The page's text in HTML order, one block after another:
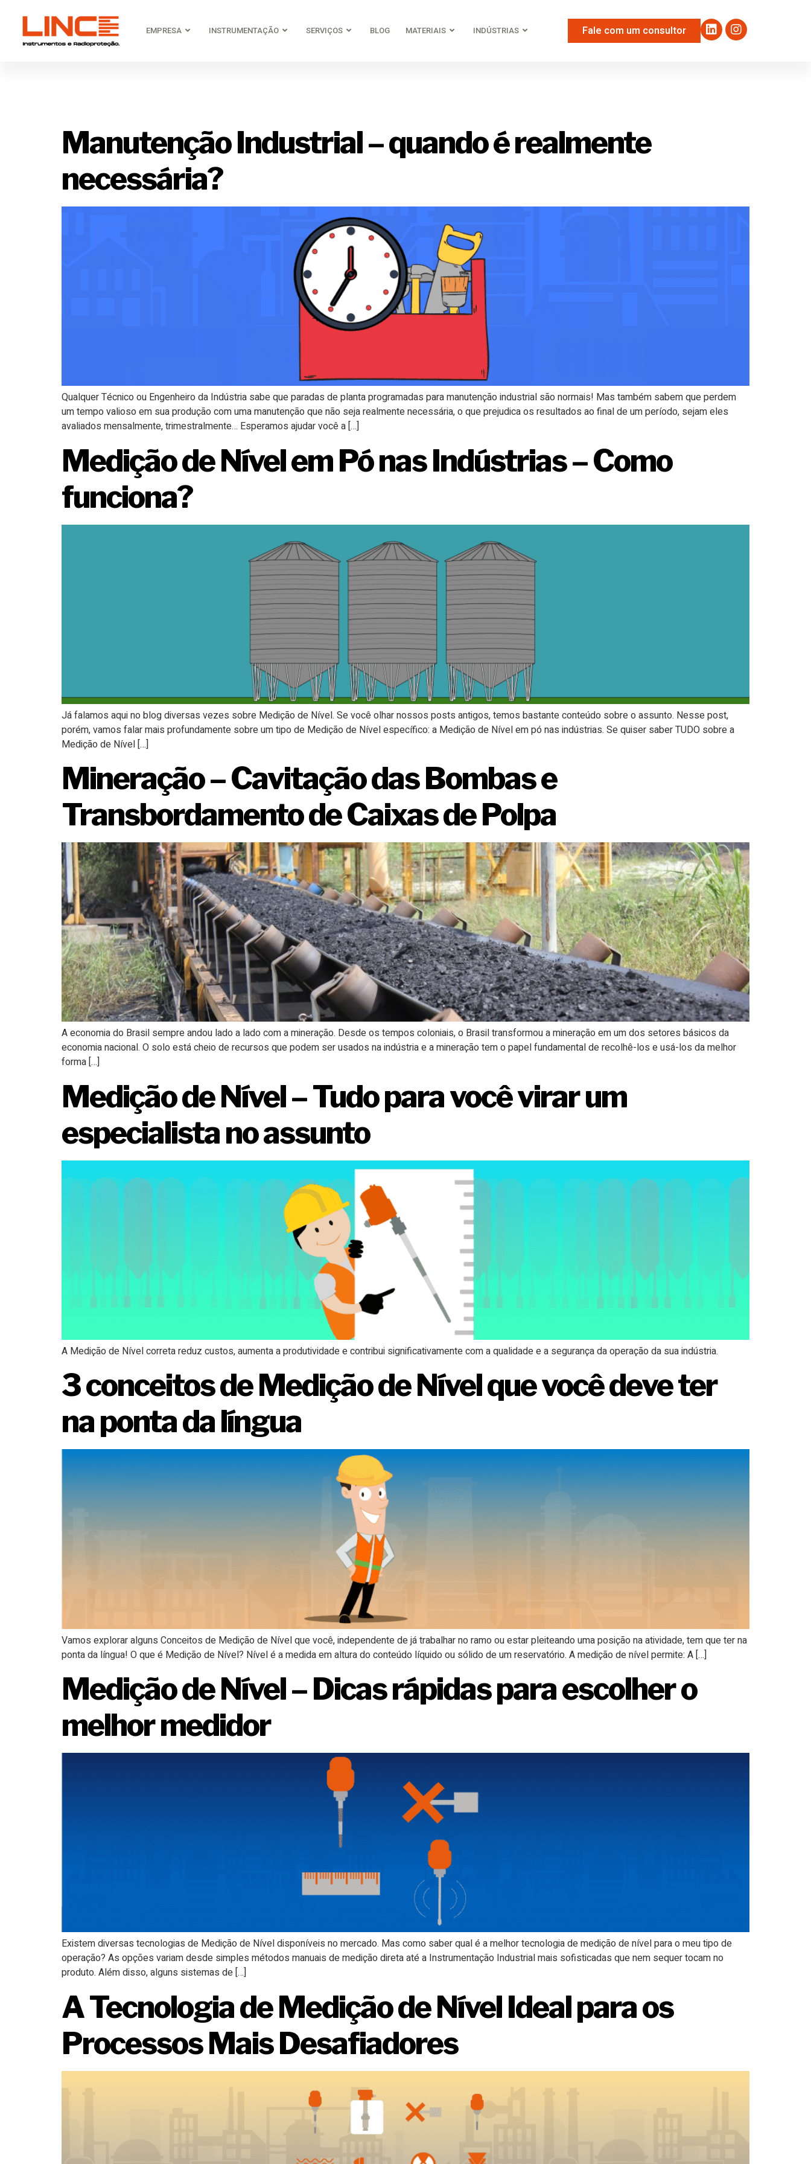
EMPRESA INSTRUMENTAÇÃO SERVIÇOS BLOG MATERIAIS INDÚSTRIAS Fale com um consultor
Manutenção Industrial – quando é realmente
necessária?
Qualquer Técnico ou Engenheiro da Indústria sabe que paradas de planta programadas para manutenção industrial são normais! Mas também sabem que perdem
um tempo valioso em sua produção com uma manutenção que não seja realmente necessária, o que prejudica os resultados ao final de um período, sejam eles
avaliados mensalmente, trimestralmente… Esperamos ajudar você a […]
Medição de Nível em Pó nas Indústrias – Como
funciona?
Já falamos aqui no blog diversas vezes sobre Medição de Nível. Se você olhar nossos posts antigos, temos bastante conteúdo sobre o assunto. Nesse post,
porém, vamos falar mais profundamente sobre um tipo de Medição de Nível específico: a Medição de Nível em pó nas indústrias. Se quiser saber TUDO sobre a
Medição de Nível […]
Mineração – Cavitação das Bombas e
Transbordamento de Caixas de Polpa
A economia do Brasil sempre andou lado a lado com a mineração. Desde os tempos coloniais, o Brasil transformou a mineração em um dos setores básicos da
economia nacional. O solo está cheio de recursos que podem ser usados na indústria e a mineração tem o papel fundamental de recolhê-los e usá-los da melhor
forma […]
Medição de Nível – Tudo para você virar um
especialista no assunto
A Medição de Nível correta reduz custos, aumenta a produtividade e contribui significativamente com a qualidade e a segurança da operação da sua indústria.
3 conceitos de Medição de Nível que você deve ter
na ponta da língua
Vamos explorar alguns Conceitos de Medição de Nível que você, independente de já trabalhar no ramo ou estar pleiteando uma posição na atividade, tem que ter na
ponta da língua! O que é Medição de Nível? Nível é a medida em altura do conteúdo líquido ou sólido de um reservatório. A medição de nível permite: A […]
Medição de Nível – Dicas rápidas para escolher o
melhor medidor
Existem diversas tecnologias de Medição de Nível disponíveis no mercado. Mas como saber qual é a melhor tecnologia de medição de nível para o meu tipo de
operação? As opções variam desde simples métodos manuais de medição direta até a Instrumentação Industrial mais sofisticadas que nem sequer tocam no
produto. Além disso, alguns sistemas de […]
A Tecnologia de Medição de Nível Ideal para os
Processos Mais Desafiadores